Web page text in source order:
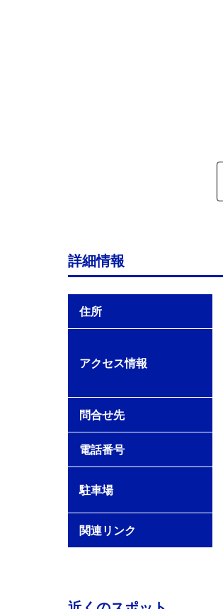
詳細情報
住所
アクセス情報
問合せ先
電話番号
駐車場
関連リンク